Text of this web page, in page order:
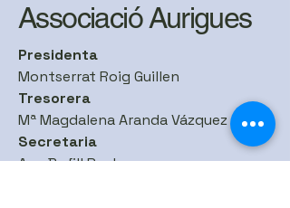
Associació Aurigues
Presidenta
Montserrat Roig Guillen
Tresorera
Mª Magdalena Aranda Vázquez
Secretaria
Ana Bofill Reche